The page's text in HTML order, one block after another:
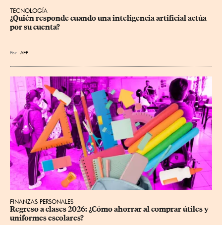
TECNOLOGÍA
¿Quién responde cuando una inteligencia artificial actúa
por su cuenta?
Por AFP
FINANZAS PERSONALES
Regreso a clases 2026: ¿Cómo ahorrar al comprar útiles y
uniformes escolares?